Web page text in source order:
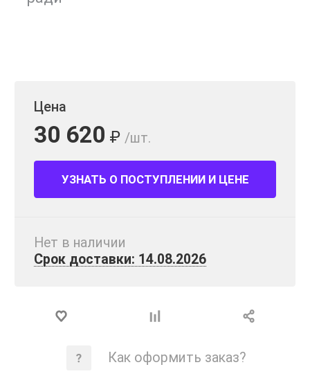
Цена
30 620 ₽ /шт.
УЗНАТЬ О ПОСТУПЛЕНИИ И ЦЕНЕ
Нет в наличии
Срок доставки: 14.08.2026
Как оформить заказ?